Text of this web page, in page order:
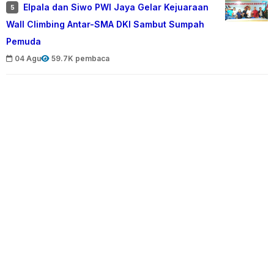
5
Elpala dan Siwo PWI Jaya Gelar Kejuaraan
Wall Climbing Antar-SMA DKI Sambut Sumpah
Pemuda
04 Agu 59.7K pembaca